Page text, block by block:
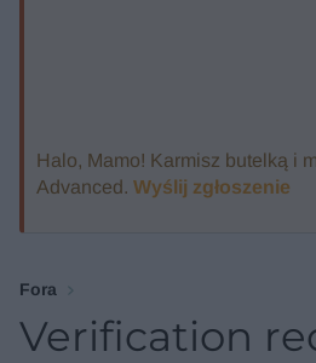
Halo, Mamo! Karmisz butelką i
Advanced. Wyślij zgłoszenie
Fora
Verification